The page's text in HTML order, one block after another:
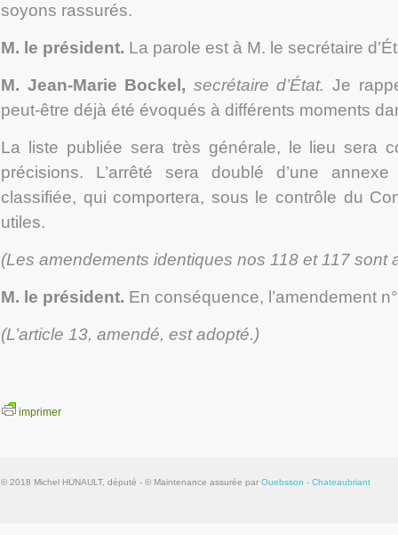
soyons rassurés.
M. le président. La parole est à M. le secrétaire
M. Jean-Marie Bockel, secrétaire d’État. Je
peut-être déjà été évoqués à différents moments
La liste publiée sera très générale, le lieu sera
précisions. L’arrêté sera doublé d’une
classifiée, qui comportera, sous le contrôle du
utiles.
(Les amendements identiques nos 118 et 117 sont
M. le président. En conséquence, l’amendement
(L’article 13, amendé, est adopté.)
imprimer
© 2018 Michel HUNAULT, député - © Maintenance assurée par Ouebsson - Chateaubriant